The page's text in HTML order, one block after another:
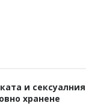
и сексуалния
хранене